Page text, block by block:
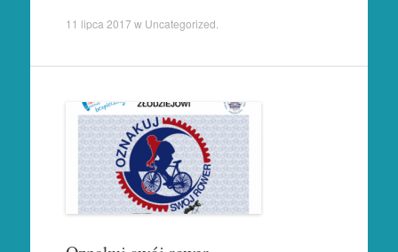
11 lipca 2017 w Uncategorized